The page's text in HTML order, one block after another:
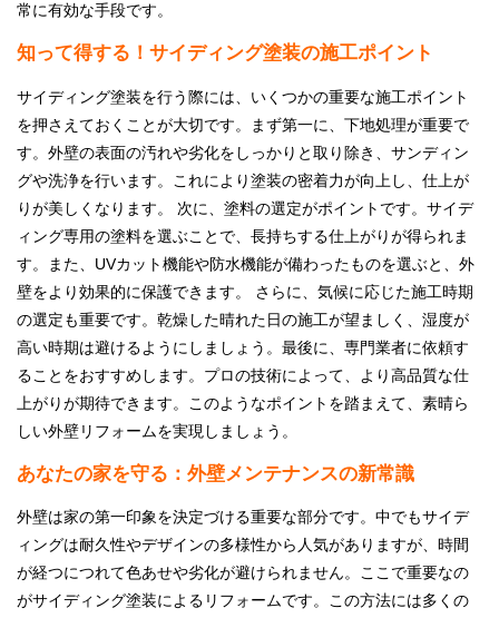
常に有効な手段です。
知って得する！サイディング塗装の施工ポイント
サイディング塗装を行う際には、いくつかの重要な施工ポイント
を押さえておくことが大切です。まず第一に、下地処理が重要で
す。外壁の表面の汚れや劣化をしっかりと取り除き、サンディン
グや洗浄を行います。これにより塗装の密着力が向上し、仕上が
りが美しくなります。 次に、塗料の選定がポイントです。サイデ
ィング専用の塗料を選ぶことで、長持ちする仕上がりが得られま
す。また、UVカット機能や防水機能が備わったものを選ぶと、外
壁をより効果的に保護できます。 さらに、気候に応じた施工時期
の選定も重要です。乾燥した晴れた日の施工が望ましく、湿度が
高い時期は避けるようにしましょう。最後に、専門業者に依頼す
ることをおすすめします。プロの技術によって、より高品質な仕
上がりが期待できます。このようなポイントを踏まえて、素晴ら
しい外壁リフォームを実現しましょう。
あなたの家を守る：外壁メンテナンスの新常識
外壁は家の第一印象を決定づける重要な部分です。中でもサイデ
ィングは耐久性やデザインの多様性から人気がありますが、時間
が経つにつれて色あせや劣化が避けられません。ここで重要なの
がサイディング塗装によるリフォームです。この方法には多くの